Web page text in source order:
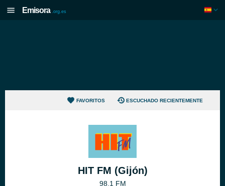
Emisora .org.es
FAVORITOS ESCUCHADO RECIENTEMENTE
HIT FM (Gijón)
98.1 FM